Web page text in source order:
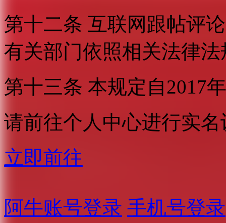
第十二条 互联网跟帖评
有关部门依照相关法律
第十三条 本规定自2017
请前往个人中心进行实名
立即前往
阿牛账号登录 手机号登录